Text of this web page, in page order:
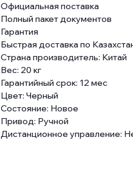
Официальная поставка
Полный пакет документов
Гарантия
Быстрая доставка по
Страна производитель: Китай
Вес: 20 кг
Гарантийный срок: 12 мес
Цвет: Черный
Состояние: Новое
Привод: Ручной
Дистанционное управление: